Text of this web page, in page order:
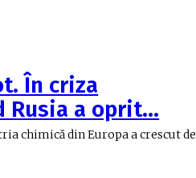
În criza
Rusia a oprit…
chimică din Europa a crescut de